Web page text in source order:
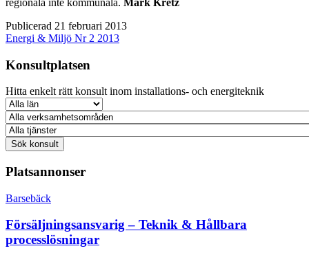
Publicerad 21 februari 2013
Energi & Miljö Nr 2 2013
Konsultplatsen
Hitta enkelt rätt konsult inom installations- och energiteknik
Platsannonser
Barsebäck
Försäljningsansvarig – Teknik & Hållbara
processlösningar